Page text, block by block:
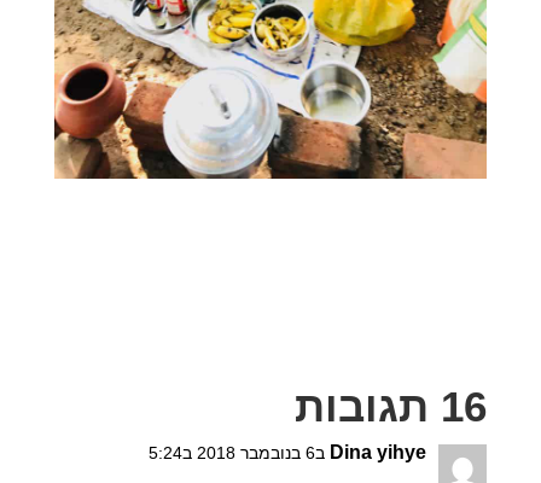
16 תגובות
Dina yihye ב6 בנובמבר 2018 ב5:24